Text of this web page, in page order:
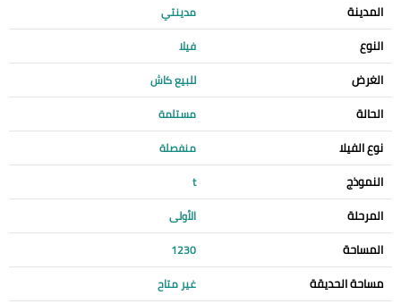
المدينة مدينتي
النوع فيلا
الغرض للبيع كاش
الحالة مستلمة
نوع الفيلا منفصلة
النموذج t
المرحلة الأولى
المساحة 1230
مساحة الحديقة غير متاح